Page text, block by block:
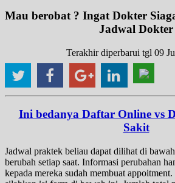
Mau berobat ? Ingat Dokter
Jadwal Dokter
Terakhir diperbarui tgl 09
Ini bedanya Daftar Online vs
Sakit
Jadwal praktek beliau dapat dilihat di
berubah setiap saat. Informasi perubahan
kepada mereka sudah membuat